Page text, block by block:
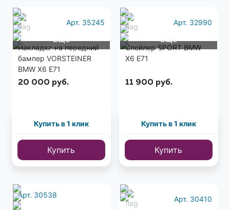
Еще
4 фото
Арт. 35245
Накладка на передний
бампер VORSTEINER
BMW X6 E71
20 000 руб.
Купить в 1 клик
Купить
Еще
2 фото
Арт. 32990
Спойлер SPORT BMW
X6 E71
11 900 руб.
Купить в 1 клик
Купить
Арт. 30538 Арт. 30410